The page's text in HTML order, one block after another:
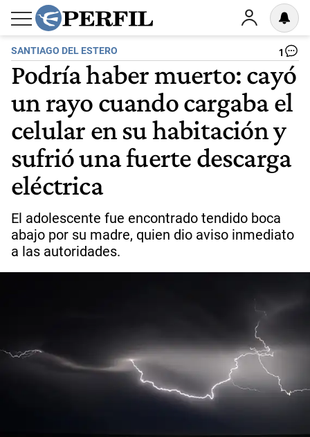
SANTIAGO DEL ESTERO 1
Podría haber muerto: cayó
un rayo cuando cargaba el
celular en su habitación y
sufrió una fuerte descarga
eléctrica
El adolescente fue encontrado tendido boca
abajo por su madre, quien dio aviso inmediato
a las autoridades.